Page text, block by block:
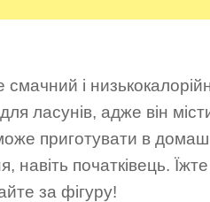
і
ласунів, адже він
приготувати в
навіть початківець.
за фігуру!